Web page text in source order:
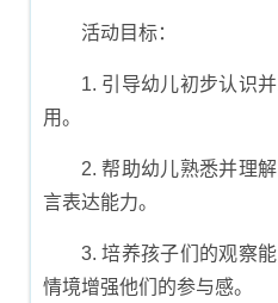
活动目标：
1. 引导幼儿初步认识
用。
2. 帮助幼儿熟悉并理
言表达能力。
3. 培养孩子们的观察
情境增强他们的参与感。